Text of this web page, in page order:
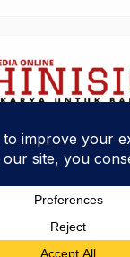
PrivasiKode Etik
- Berkarya Untuk